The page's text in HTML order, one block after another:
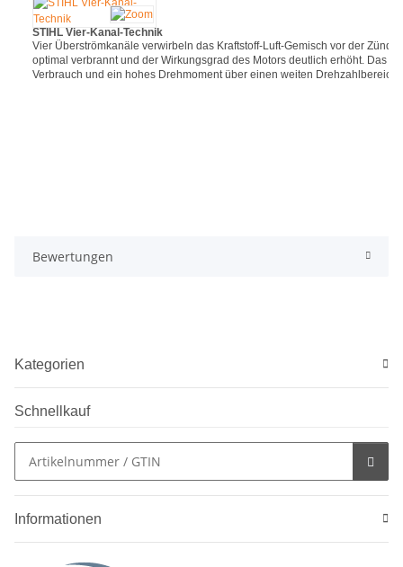
STIHL Vier-Kanal-Technik
Vier Überströmkanäle verwirbeln das Kraftstoff-Luft-Gemisch vor der
optimal verbrannt und der Wirkungsgrad des Motors deutlich erhöht. Das
Verbrauch und ein hohes Drehmoment über einen weiten
Bewertungen
Kategorien
Schnellkauf
Informationen